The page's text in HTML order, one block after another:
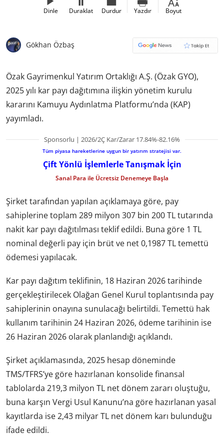
Dinle Duraklat Durdur Yazdır Boyut
Gökhan Özbaş
Özak Gayrimenkul Yatırım Ortaklığı A.Ş. (Özak GYO),
2025 yılı kar payı dağıtımına ilişkin yönetim kurulu
kararını Kamuyu Aydınlatma Platformu’nda (KAP)
yayımladı.
Sponsorlu | 2026/2Ç Kar/Zarar 17.84%-82.16%
Tüm piyasa hareketlerine uygun bir yatırım stratejisi var.
Çift Yönlü İşlemlerle Tanışmak İçin
Sanal Para ile Ücretsiz Denemeye Başla
Şirket tarafından yapılan açıklamaya göre, pay
sahiplerine toplam 289 milyon 307 bin 200 TL tutarında
nakit kar payı dağıtılması teklif edildi. Buna göre 1 TL
nominal değerli pay için brüt ve net 0,1987 TL temettü
ödemesi yapılacak.
Kar payı dağıtım teklifinin, 18 Haziran 2026 tarihinde
gerçekleştirilecek Olağan Genel Kurul toplantısında pay
sahiplerinin onayına sunulacağı belirtildi. Temettü hak
kullanım tarihinin 24 Haziran 2026, ödeme tarihinin ise
26 Haziran 2026 olarak planlandığı açıklandı.
Şirket açıklamasında, 2025 hesap döneminde
TMS/TFRS’ye göre hazırlanan konsolide finansal
tablolarda 219,3 milyon TL net dönem zararı oluştuğu,
buna karşın Vergi Usul Kanunu’na göre hazırlanan yasal
kayıtlarda ise 2,43 milyar TL net dönem karı bulunduğu
ifade edildi.